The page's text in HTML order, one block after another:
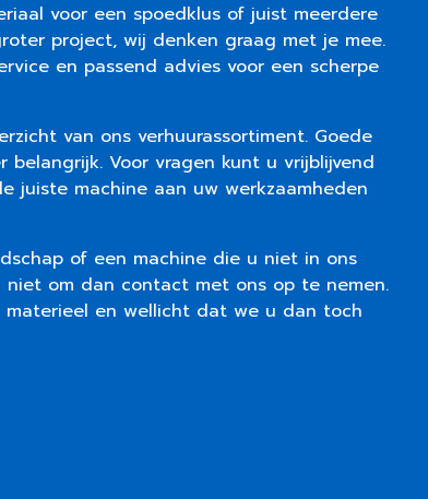
voor een spoedklus of juist meerdere
project, wij denken graag met je mee.
en passend advies voor een scherpe
van ons verhuurassortiment. Goede
belangrijk. Voor vragen kunt u vrijblijvend
juiste machine aan uw werkzaamheden
of een machine die u niet in ons
om dan contact met ons op te nemen.
materieel en wellicht dat we u dan toch